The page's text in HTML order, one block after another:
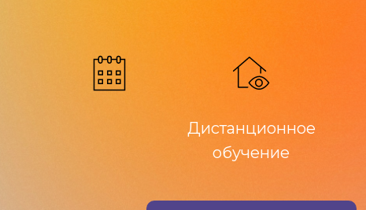
Дистанционное
обучение